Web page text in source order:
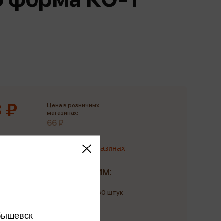
₽
Цена в розничных
магазинах:
66 ₽
Наличие в магазинах
Доставим:
Количество: до 60 штук